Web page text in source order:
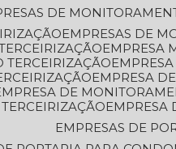
DE
EMPRESAS DE
TERCEIRIZAÇÃO
EMPRESA
EMPRESA DE
EMPRESAS DE